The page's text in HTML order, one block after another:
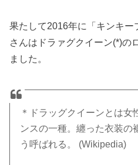
果たして2016年に「キンキー
さんはドラァグクイーン(*)の
ました。
＊ドラッグクイーンとは女
ンスの一種。纏った衣装の
う呼ばれる。 (Wikipedia)